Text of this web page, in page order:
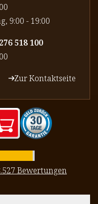
9:00 - 19:00
518 100
Zur Kontaktseite
Bewertungen